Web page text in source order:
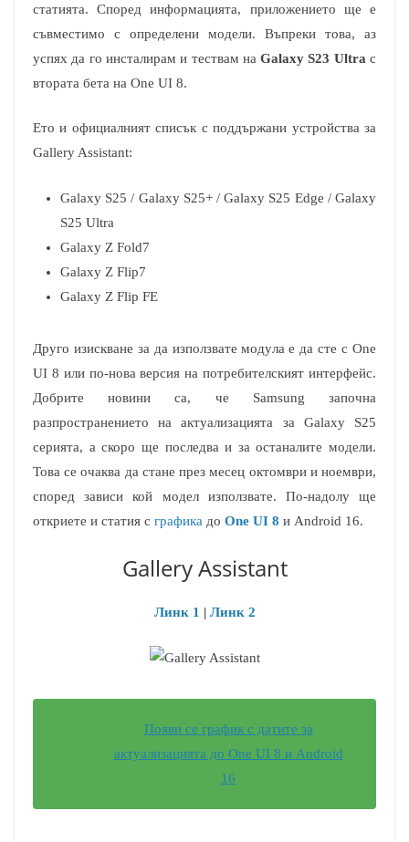
статията. Според информацията, приложението ще е
съвместимо с определени модели. Въпреки това, аз
успях да го инсталирам и тествам наGalaxy S23 Ultra с
втората бета на One UI 8.
Ето и официалният списък с поддържани устройства за
Gallery Assistant:
Galaxy S25 / Galaxy S25+ / Galaxy S25 Edge / Galaxy
S25 Ultra
Galaxy Z Fold7
Galaxy Z Flip7
Galaxy Z Flip FE
Друго изискване за да използвате модула е да сте с One
UI 8 или по-нова версия на потребителският интерфейс.
Добрите новини са, че Samsung започна
разпространението на актуализацията за Galaxy S25
серията, а скоро ще последва и за останалите модели.
Това се очаква да стане през месец октомври и ноември,
според зависи кой модел използвате. По-надолу ще
откриете и статия с графика до One UI 8 и Android 16.
Gallery Assistant
Линк 1 | Линк 2
Появи се график с датите за
актуализацията до One UI 8 и Android
16